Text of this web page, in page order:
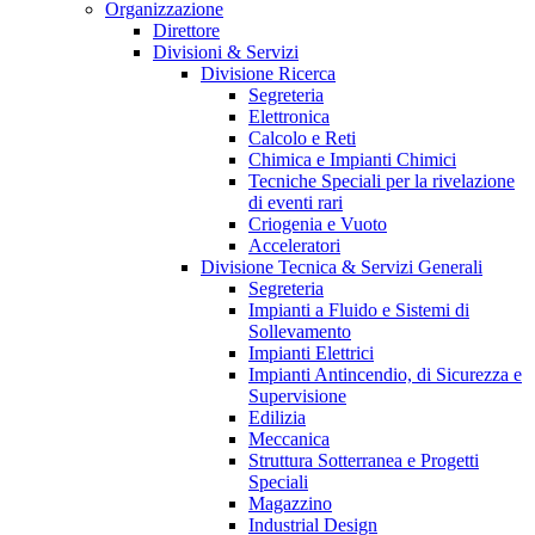
Organizzazione
Direttore
Divisioni & Servizi
Divisione Ricerca
Segreteria
Elettronica
Calcolo e Reti
Chimica e Impianti Chimici
Tecniche Speciali per la rivelazione
di eventi rari
Criogenia e Vuoto
Acceleratori
Divisione Tecnica & Servizi Generali
Segreteria
Impianti a Fluido e Sistemi di
Sollevamento
Impianti Elettrici
Impianti Antincendio, di Sicurezza e
Supervisione
Edilizia
Meccanica
Struttura Sotterranea e Progetti
Speciali
Magazzino
Industrial Design